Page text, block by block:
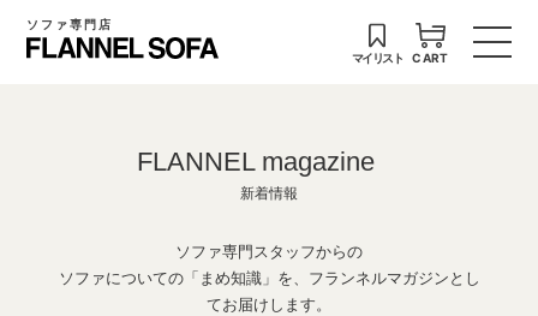
ソファ専門店
マイリスト CART
FLANNEL magazine
新着情報
ソファ専門スタッフからの
ソファについての「まめ知識」を、フランネルマガジンとし
てお届けします。